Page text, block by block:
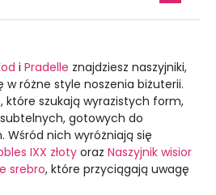
i Pradelle znajdziesz naszyjniki,
w różne style noszenia biżuterii.
które szukają wyrazistych form,
gotowych do
Wśród nich wyróżniają się
IXX złoty oraz Naszyjnik wisior
srebro, które przyciągają uwagę